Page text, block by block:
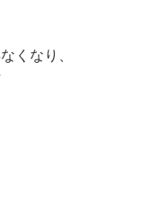
くなり、